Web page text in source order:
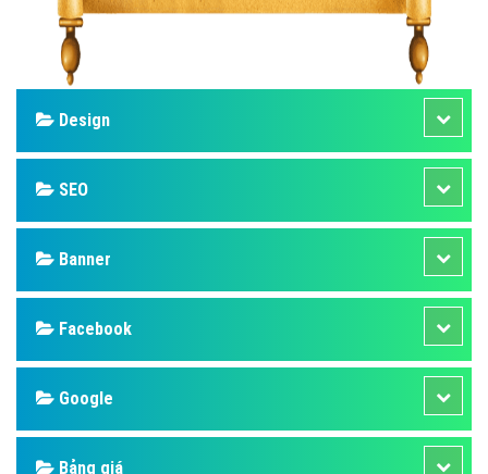
Design
SEO
Banner
Facebook
Google
Bảng giá